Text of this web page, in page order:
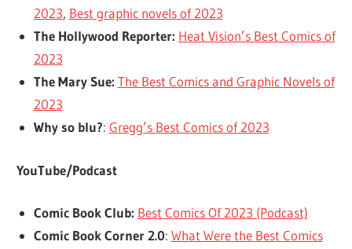
2023, Best graphic novels of 2023
The Hollywood Reporter: Heat Vision’s Best Comics of
2023
The Mary Sue: The Best Comics and Graphic Novels of
2023
Why so blu?: Gregg’s Best Comics of 2023
YouTube/Podcast
Comic Book Club: Best Comics Of 2023 (Podcast)
Comic Book Corner 2.0: What Were the Best Comics